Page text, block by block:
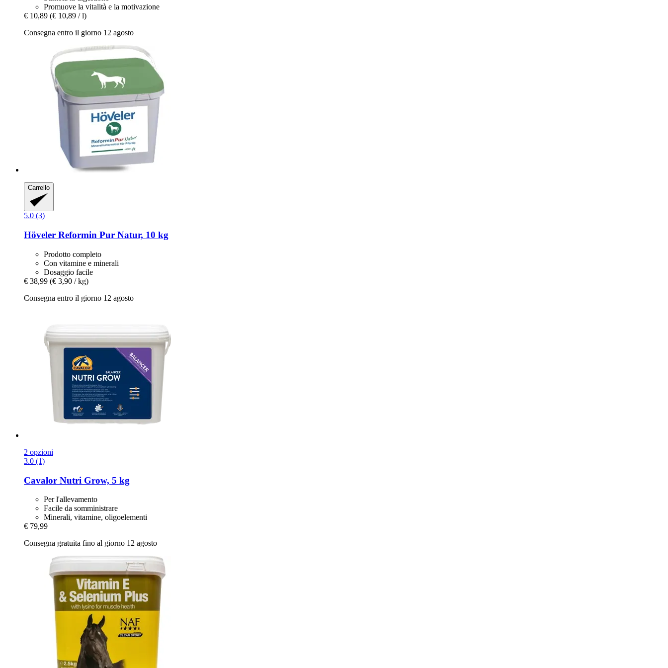
Promuove la vitalità e la motivazione
€ 10,89 (€ 10,89 / l)
Consegna entro il giorno 12 agosto
Carrello
5.0 (3)
Höveler Reformin Pur Natur, 10 kg
Prodotto completo
Con vitamine e minerali
Dosaggio facile
€ 38,99 (€ 3,90 / kg)
Consegna entro il giorno 12 agosto
2 opzioni
3.0 (1)
Cavalor Nutri Grow, 5 kg
Per l'allevamento
Facile da somministrare
Minerali, vitamine, oligoelementi
€ 79,99
Consegna gratuita fino al giorno 12 agosto